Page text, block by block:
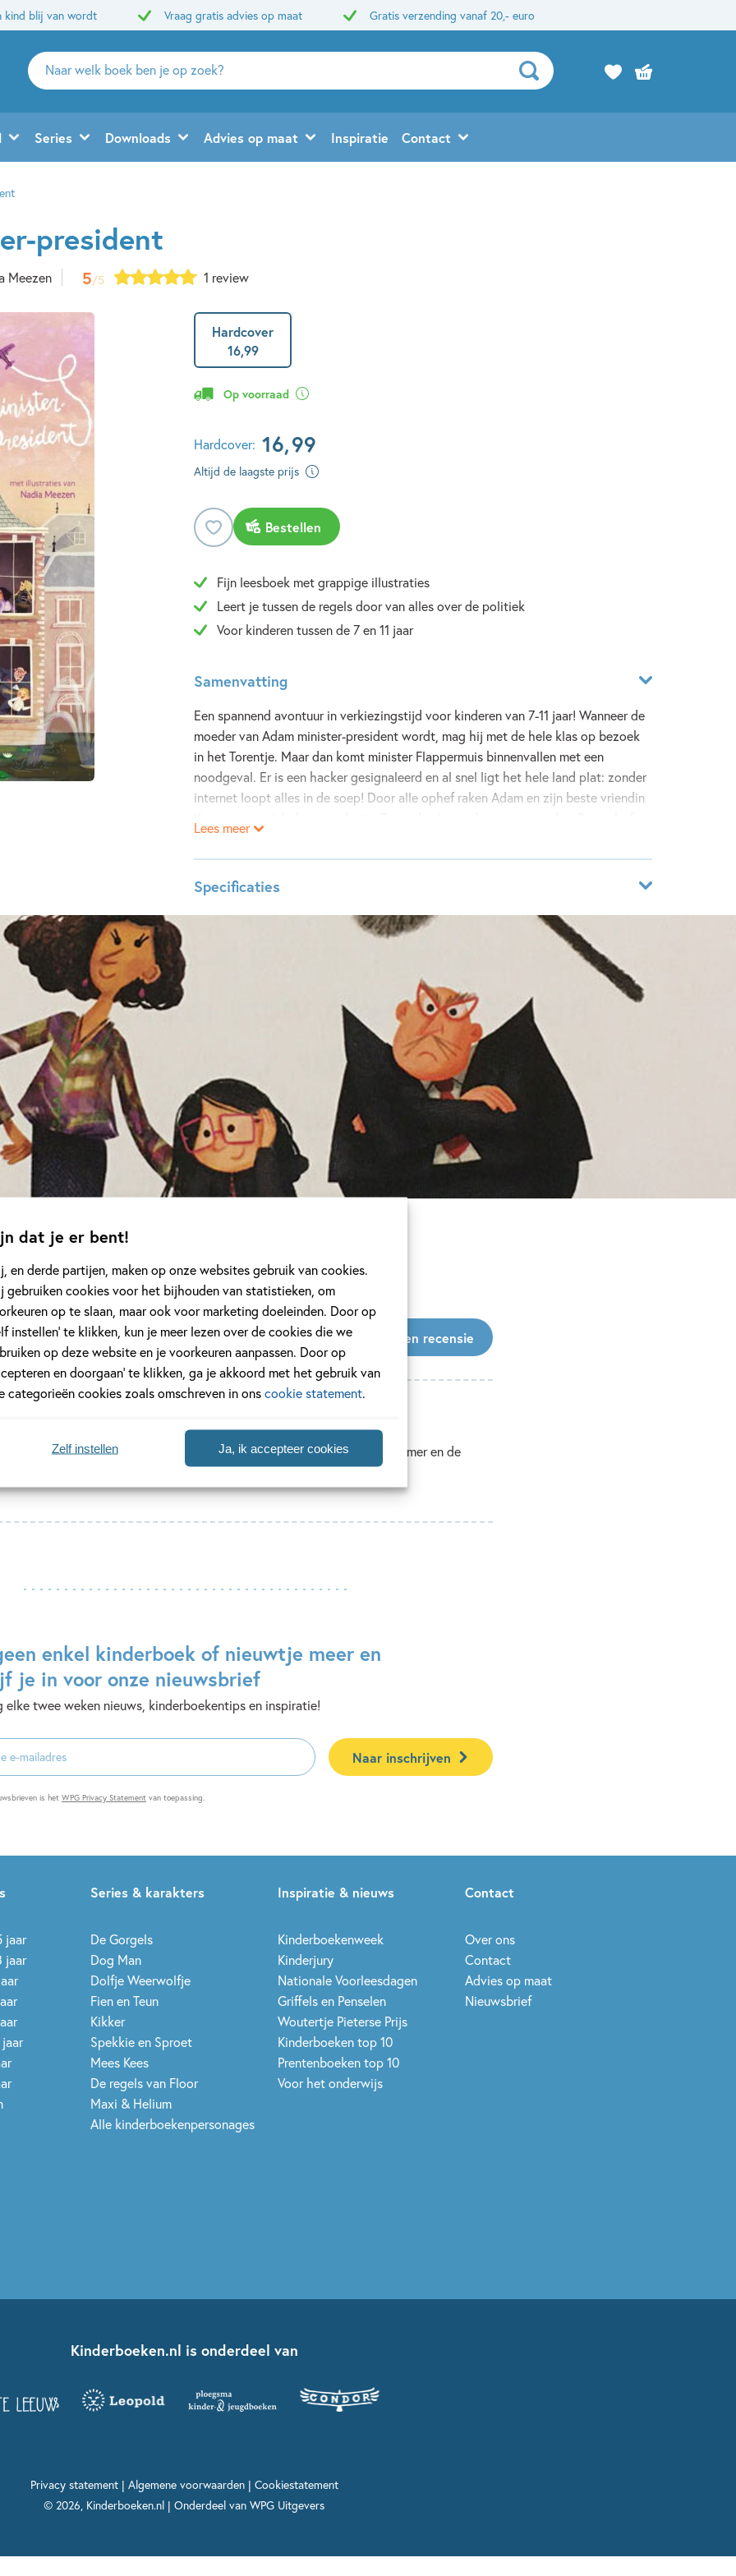
dat je er bent!
en derde partijen, maken op onze websites gebruik van cookies.
gebruiken cookies voor het bijhouden van statistieken, om
op te slaan, maar ook voor marketing doeleinden. Door op
instellen’ te klikken, kun je meer lezen over de cookies die we
op deze website en je voorkeuren aanpassen. Door op
en doorgaan’ te klikken, ga je akkoord met het gebruik van
categorieën cookies zoals omschreven in onscookie statement.
Ja, ik accepteer cookies
Zelf instellen
kind blij van wordt Vraag gratis advies op maat Gratis verzending vanaf 20,- euro
Zoeken
naar
en
uitgevers
Series Downloads Advies op maat Inspiratie Contact
president
Meezen 5/5 1 review
Hardcover
16,99
Op voorraad
Hardcover: 16,99
Altijd de laagste prijs
Bestellen
Fijn leesboek met grappige illustraties
Leert je tussen de regels door van alles over de politiek
Voor kinderen tussen de 7 en 11 jaar
Samenvatting
Een spannend avontuur in verkiezingstijd voor kinderen van 7-11 jaar! Wanneer de
moeder van Adam minister-president wordt, mag hij met de hele klas op bezoek
in het Torentje. Maar dan komt minister Flappermuis binnenvallen met een
noodgeval. Er is een hacker gesignaleerd en al snel ligt het hele land plat: zonder
internet loopt alles in de soep! Door alle ophef raken Adam en zijn beste vriendin
worden onverwacht onderdeel van een spannende ontknoping. Lukt het ze om op
tijd het land te redden? Mama is minster-president leest als een spannend
avontuur, met een educatief politiek randje en een vleugje activisme. Leuk én
leerzaam voor kinderen, ouders en leerkrachten.
Lees meer
Specificaties
ISBN:
9789083063669
Ody Neisingh, Marieke Visser
Nadia Meezen
99
Uitgever:
ROSE stories
Verschijningsdatum:
10-02-2021
1 review
Schrijf een recensie
weer een beetje vergeten hoe het ook alweer zat met de Tweede Kamer en de
tijdens het voorlezen. De illustraties zijn echt briljant.
enkel kinderboek of nieuwtje meer en
je in voor onze nieuwsbrief
elke twee weken nieuws, kinderboekentips en inspiratie!
Naar inschrijven
is het WPG Privacy Statement van toepassing.
jaar
jaar
Series & karakters
De Gorgels
Dog Man
Dolfje Weerwolfje
Fien en Teun
Kikker
Spekkie en Sproet
Mees Kees
De regels van Floor
Maxi & Helium
Alle kinderboekenpersonages
Inspiratie & nieuws
Kinderboekenweek
Kinderjury
Nationale Voorleesdagen
Griffels en Penselen
Woutertje Pieterse Prijs
Kinderboeken top 10
Prentenboeken top 10
Voor het onderwijs
Contact
Over ons
Contact
Advies op maat
Nieuwsbrief
Kinderboeken.nl is onderdeel van
Privacy statement| Algemene voorwaarden| Cookiestatement
© 2026, Kinderboeken.nl | Onderdeel van WPG Uitgevers